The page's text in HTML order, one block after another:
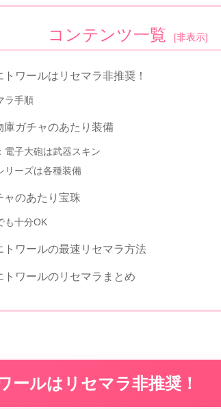
コンテンツ一覧 [非表示]
トワールはリセマラ非推奨！
ラ手順
庫ガチャのあたり装備
電子大砲は武器スキン
リーズは各種装備
ャのあたり宝珠
も十分OK
トワールの最速リセマラ方法
トワールのリセマラまとめ
ールはリセマラ非推奨！